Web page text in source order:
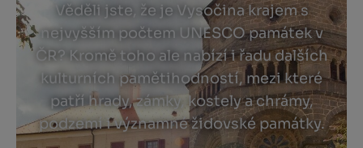
Věděli jste, že je Vysočina krajem s
nejvyšším počtem UNESCO památek v
ČR? Kromě toho ale nabízí i řadu dalších
kulturních pamětihodností, mezi které
patří hrady, zámky, kostely a chrámy,
podzemí i významné židovské památky.